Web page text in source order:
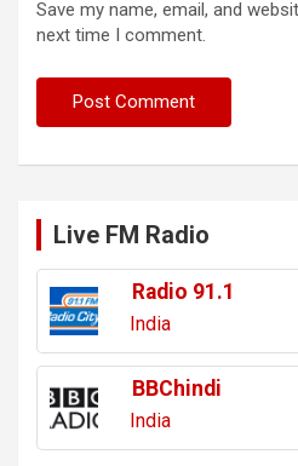
Save my name, email, and
next time I comment.
Live FM Radio
Radio 91.1
India
BBChindi
India